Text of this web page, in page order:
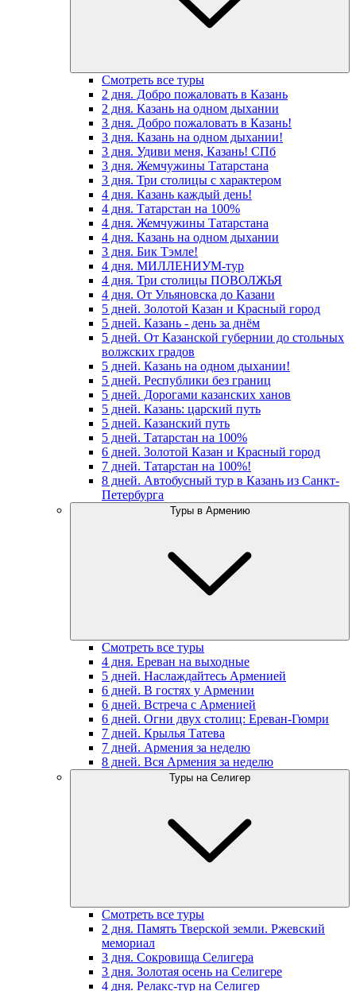
Смотреть все туры
2 дня. Добро пожаловать в Казань
2 дня. Казань на одном дыхании
3 дня. Добро пожаловать в Казань!
3 дня. Казань на одном дыхании!
3 дня. Удиви меня, Казань! СПб
3 дня. Жемчужины Татарстана
3 дня. Три столицы с характером
4 дня. Казань каждый день!
4 дня. Татарстан на 100%
4 дня. Жемчужины Татарстана
4 дня. Казань на одном дыхании
3 дня. Бик Тэмле!
4 дня. МИЛЛЕНИУМ-тур
4 дня. Три столицы ПОВОЛЖЬЯ
4 дня. От Ульяновска до Казани
5 дней. Золотой Казан и Красный город
5 дней. Казань - день за днём
5 дней. От Казанской губернии до стольных
волжских градов
5 дней. Казань на одном дыхании!
5 дней. Республики без границ
5 дней. Дорогами казанских ханов
5 дней. Казань: царский путь
5 дней. Казанский путь
5 дней. Татарстан на 100%
6 дней. Золотой Казан и Красный город
7 дней. Татарстан на 100%!
8 дней. Автобусный тур в Казань из Санкт-
Петербурга
Туры в Армению
Смотреть все туры
4 дня. Ереван на выходные
5 дней. Наслаждайтесь Арменией
6 дней. В гостях у Армении
6 дней. Встреча с Арменией
6 дней. Огни двух столиц: Ереван-Гюмри
7 дней. Крылья Татева
7 дней. Армения за неделю
8 дней. Вся Армения за неделю
Туры на Селигер
Смотреть все туры
2 дня. Память Тверской земли. Ржевский
мемориал
3 дня. Сокровища Селигера
3 дня. Золотая осень на Селигере
4 дня. Релакс-тур на Селигер